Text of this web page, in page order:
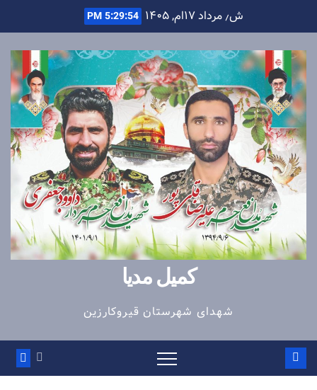
to
content
ش٫ مرداد ۱۷ام, ۱۴۰۵ 5:29:54 PM
کمیل مدیا
شهدای شهرستان قیروکارزین